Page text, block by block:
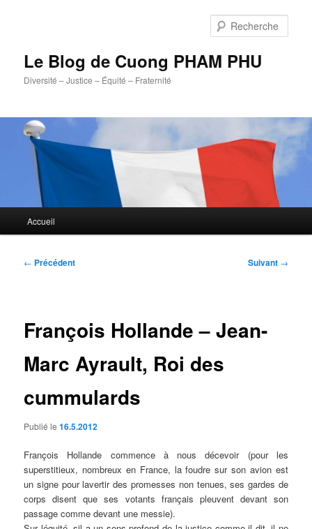
Le Blog de Cuong PHAM PHU
Diversité – Justice – Équité – Fraternité
principal
Accueil
Navigation
← Précédent Suivant →
François Hollande – Jean-
Marc Ayrault, Roi des
cummulards
Publié le16.5.2012
François Hollande commence à nous décevoir (pour les
superstitieux, nombreux en France, la foudre sur son avion est
un signe pour lavertir des promesses non tenues, ses gardes de
corps disent que ses votants français pleuvent devant son
passage comme devant une messie).